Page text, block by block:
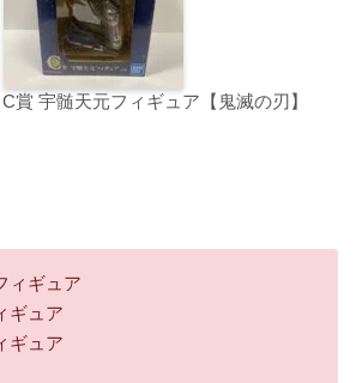
賞 宇髄天元フィギュア【鬼滅の刃】
ィギュア
ギュア
ギュア